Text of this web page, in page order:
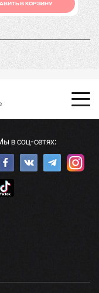
В КОРЗИНУ
в соц-сетях: